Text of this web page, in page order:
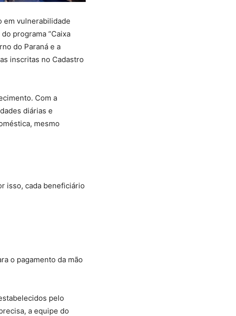
em vulnerabilidade
programa “Caixa
do Paraná e a
inscritas no Cadastro
Com a
diárias e
mesmo
isso, cada beneficiário
o pagamento da mão
pelo
a equipe do